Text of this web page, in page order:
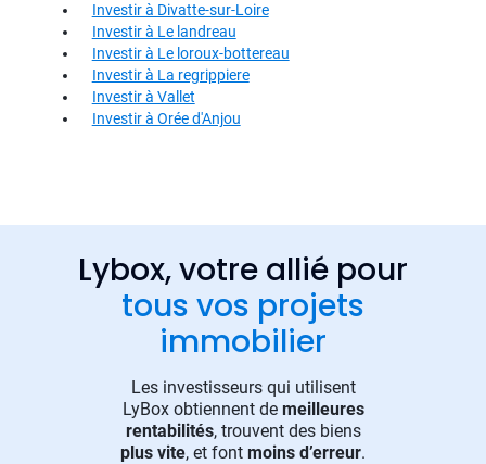
Investir à Divatte-sur-Loire
Investir à Le landreau
Investir à Le loroux-bottereau
Investir à La regrippiere
Investir à Vallet
Investir à Orée d'Anjou
Lybox, votre allié pour
tous vos projets
immobilier
Les investisseurs qui utilisent
LyBox obtiennent de meilleures
rentabilités, trouvent des biens
plus vite, et font moins d’erreur.